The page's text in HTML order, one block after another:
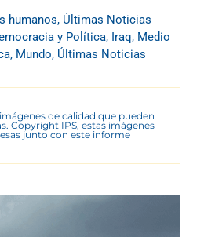
humanos, Últimas Noticias
y Política, Iraq, Medio
, Mundo, Últimas Noticias
de calidad que pueden
Copyright IPS, estas imágenes
junto con este informe